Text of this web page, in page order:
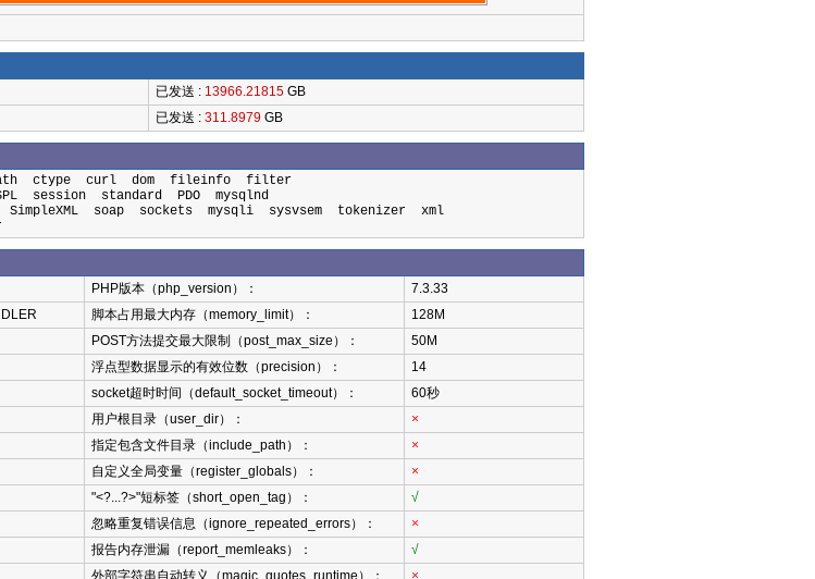
已发送 : 13966.21815 GB
已发送 : 311.8979 GB
ctype curl dom fileinfo filter
standard PDO mysqlnd
soap sockets mysqli sysvsem tokenizer xml
PHP版本（php_version）：
7.3.33
脚本占用最大内存（memory_limit）：
128M
POST方法提交最大限制（post_max_size）：
50M
浮点型数据显示的有效位数（precision）：
14
socket超时时间（default_socket_timeout）：
60秒
用户根目录（user_dir）：
×
指定包含文件目录（include_path）：
×
自定义全局变量（register_globals）：
×
"<?...?>"短标签（short_open_tag）：
√
忽略重复错误信息（ignore_repeated_errors）：
×
报告内存泄漏（report_memleaks）：
√
外部字符串自动转义（magic_quotes_runtime）：
×